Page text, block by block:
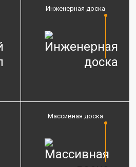
Инженерная доска
Массивная доска